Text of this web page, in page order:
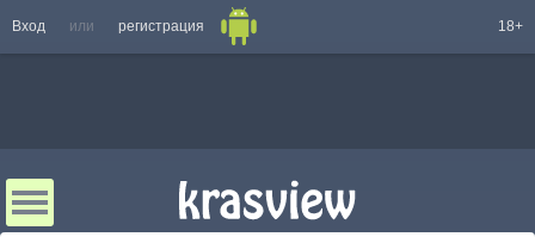
Вход или регистрация 18+